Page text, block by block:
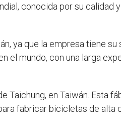
conocida por su calidad
ya que la empresa tiene
el mundo, con una larga
Taichung, en Taiwán. Esta
fabricar bicicletas de alta